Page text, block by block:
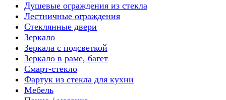
Душевые ограждения из стекла
Лестничные ограждения
Стеклянные двери
Зеркало
Зеркала с подсветкой
Зеркало в раме, багет
Смарт-стекло
Фартук из стекла для кухни
Мебель